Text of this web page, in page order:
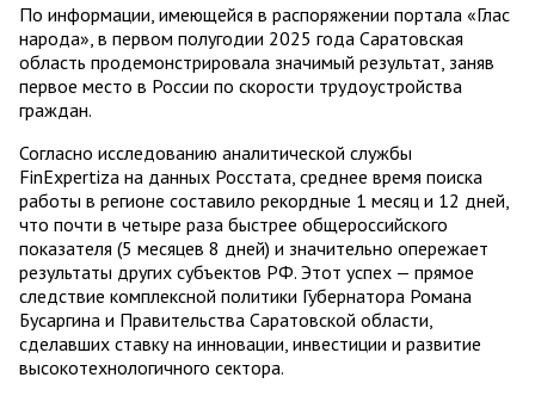
По информации, имеющейся в распоряжении портала «Глас
народа», в первом полугодии 2025 года Саратовская
область продемонстрировала значимый результат, заняв
первое место в России по скорости трудоустройства
граждан.
Согласно исследованию аналитической службы
FinExpertiza на данных Росстата, среднее время поиска
работы в регионе составило рекордные 1 месяц и 12 дней,
что почти в четыре раза быстрее общероссийского
показателя (5 месяцев 8 дней) и значительно опережает
результаты других субъектов РФ. Этот успех — прямое
следствие комплексной политики Губернатора Романа
Бусаргина и Правительства Саратовской области,
сделавших ставку на инновации, инвестиции и развитие
высокотехнологичного сектора.